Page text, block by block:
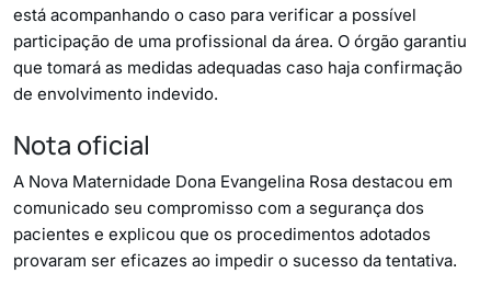
está acompanhando o caso para verificar a possível
participação de uma profissional da área. O órgão garantiu
que tomará as medidas adequadas caso haja confirmação
de envolvimento indevido.
Nota oficial
A Nova Maternidade Dona Evangelina Rosa destacou em
comunicado seu compromisso com a segurança dos
pacientes e explicou que os procedimentos adotados
provaram ser eficazes ao impedir o sucesso da tentativa.